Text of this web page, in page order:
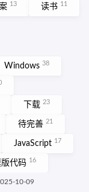
13 读书 11
Windows 38
下载 23
待完善 21
JavaScript 17
版代码 16
10-09